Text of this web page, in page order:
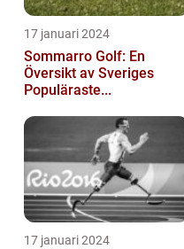
17 januari 2024
Sommarro Golf: En
Översikt av Sveriges
Populäraste...
17 januari 2024